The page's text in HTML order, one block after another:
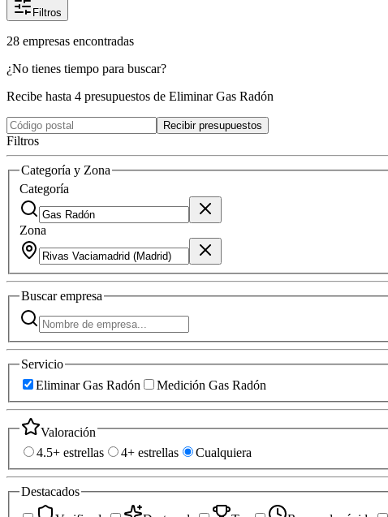
Filtros
28 empresas encontradas
¿No tienes tiempo para buscar?
Recibe hasta 4 presupuestos de Eliminar Gas Radón
Recibir presupuestos
Filtros
Categoría y Zona
Categoría
Zona
Buscarempresa
Servicio
Eliminar Gas Radón
Medición Gas Radón
Valoración
4.5+ estrellas
4+ estrellas Cualquiera
Destacados